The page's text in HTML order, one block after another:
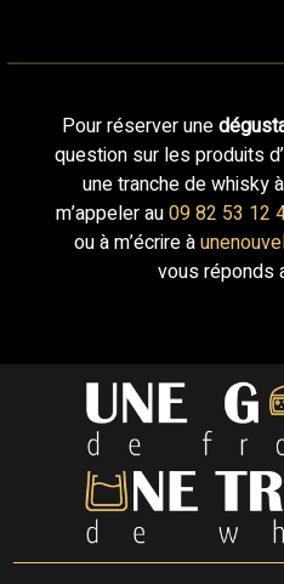
Pour réserver une
question sur les produits
une tranche de whisky
m’appeler au09 82 53 12
ou à m’écrire à
vous réponds